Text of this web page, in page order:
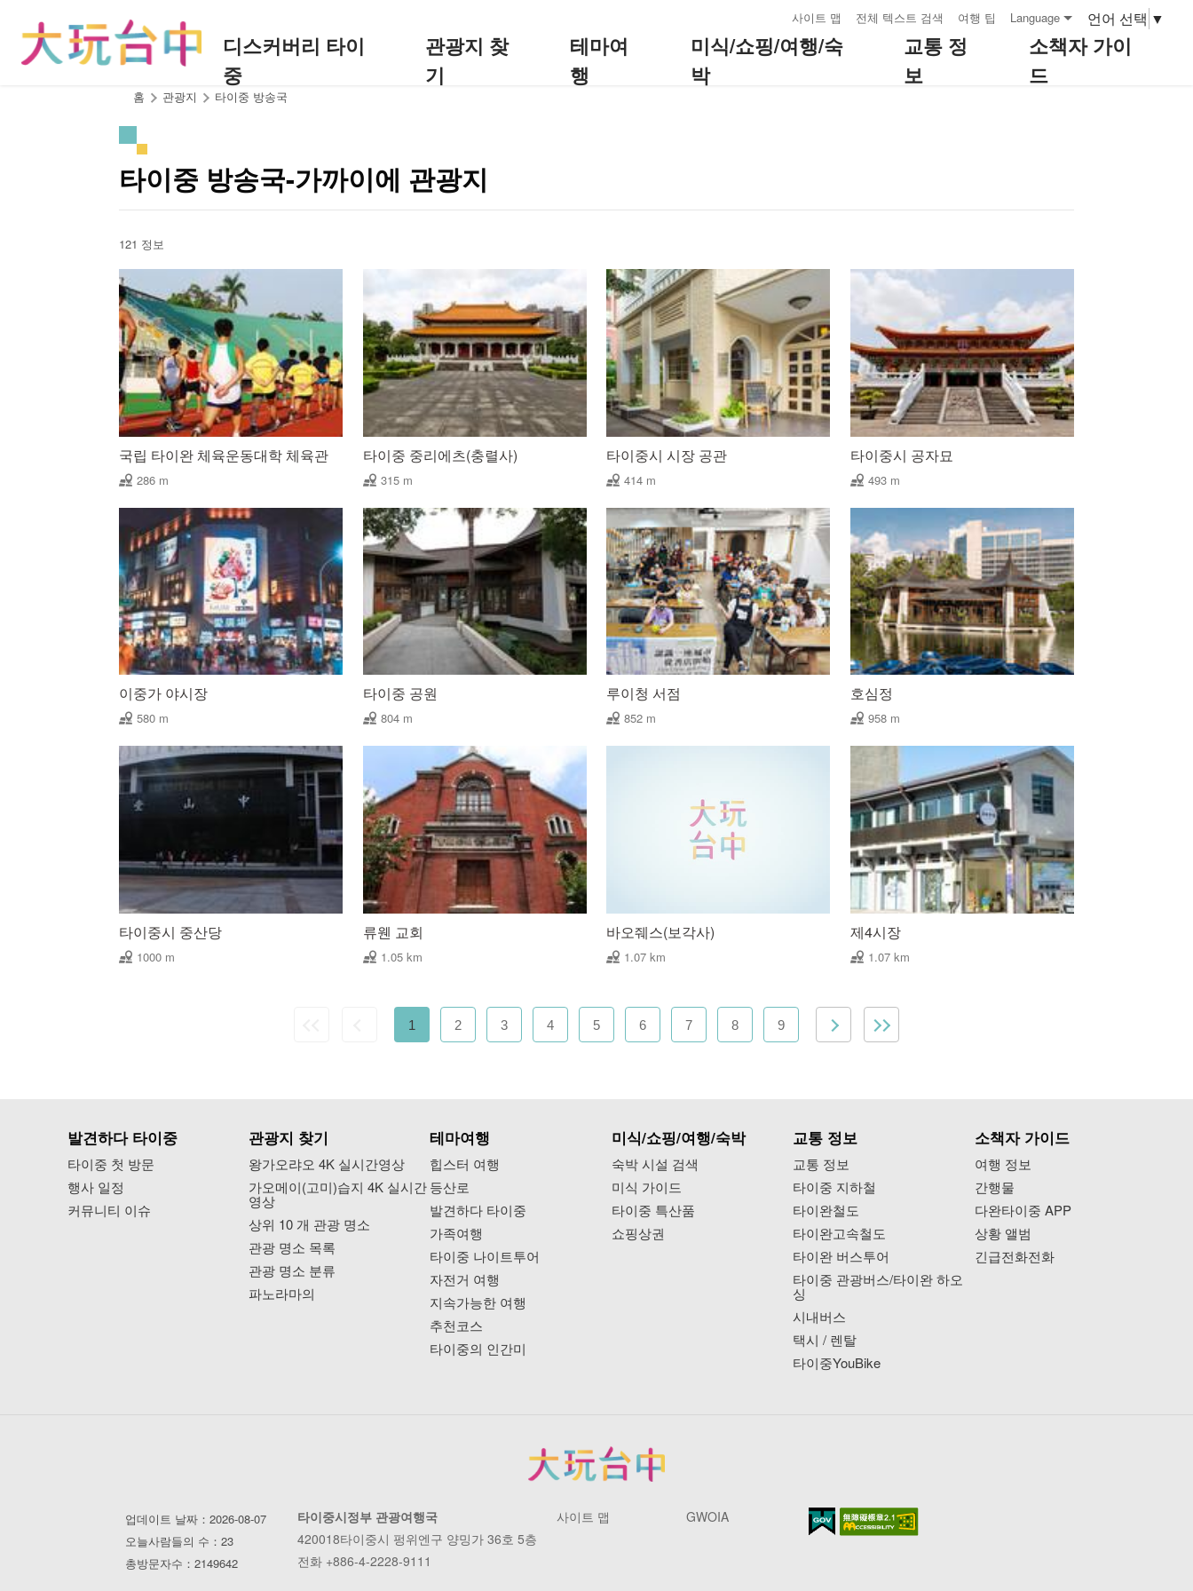
사이트 맵 전체 텍스트 검색 여행 팁 Language 언어 선택 ▼
디스커버리 타이
중
관광지 찾
기
테마여
행
미식/쇼핑/여행/숙
박
교통 정
보
소책자 가이
드
홈 관광지 타이중 방송국
타이중 방송국-가까이에 관광지
121 정보
국립 타이완 체육운동대학 체육관
286 m
타이중 중리에츠(충렬사)
315 m
타이중시 시장 공관
414 m
타이중시 공자묘
493 m
이중가 야시장
580 m
타이중 공원
804 m
루이청 서점
852 m
호심정
958 m
타이중시 중산당
1000 m
류웬 교회
1.05 km
바오줴스(보각사)
1.07 km
제4시장
1.07 km
1 2 3 4 5 6 7 8 9
발견하다 타이중
타이중 첫 방문
행사 일정
커뮤니티 이슈
관광지 찾기
왕가오랴오 4K 실시간영상
가오메이(고미)습지 4K 실시간
영상
상위 10 개 관광 명소
관광 명소 목록
관광 명소 분류
파노라마의
테마여행
힙스터 여행
등산로
발견하다 타이중
가족여행
타이중 나이트투어
자전거 여행
지속가능한 여행
추천코스
타이중의 인간미
미식/쇼핑/여행/숙박
숙박 시설 검색
미식 가이드
타이중 특산품
쇼핑상권
교통 정보
교통 정보
타이중 지하철
타이완철도
타이완고속철도
타이완 버스투어
타이중 관광버스/타이완 하오
싱
시내버스
택시 / 렌탈
타이중YouBike
소책자 가이드
여행 정보
간행물
다완타이중 APP
상황 앨범
긴급전화전화
업데이트 날짜：2026-08-07
오늘사람들의 수：23
총방문자수：2149642
타이중시정부 관광여행국
420018타이중시 펑위엔구 양밍가 36호 5층
전화 +886-4-2228-9111
사이트 맵 GWOIA